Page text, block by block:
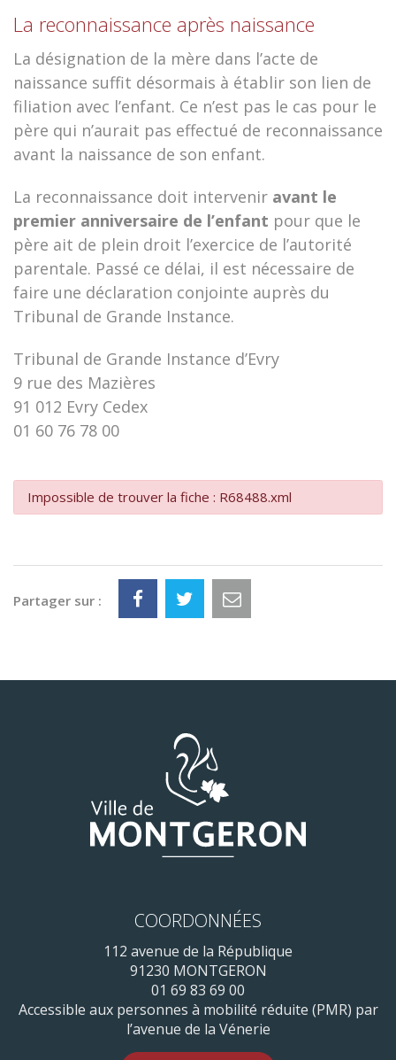
La reconnaissance après naissance
La désignation de la mère dans l’acte de
naissance suffit désormais à établir son lien de
filiation avec l’enfant. Ce n’est pas le cas pour le
père qui n’aurait pas effectué de reconnaissance
avant la naissance de son enfant.
La reconnaissance doit intervenir avant le
premier anniversaire de l’enfant pour que le
père ait de plein droit l’exercice de l’autorité
parentale. Passé ce délai, il est nécessaire de
faire une déclaration conjointe auprès du
Tribunal de Grande Instance.
Tribunal de Grande Instance d’Evry
9 rue des Mazières
91 012 Evry Cedex
01 60 76 78 00
Impossible de trouver la fiche : R68488.xml
Partager sur :
COORDONNÉES
112 avenue de la République
91230 MONTGERON
01 69 83 69 00
Accessible aux personnes à mobilité réduite (PMR) par
l’avenue de la Vénerie